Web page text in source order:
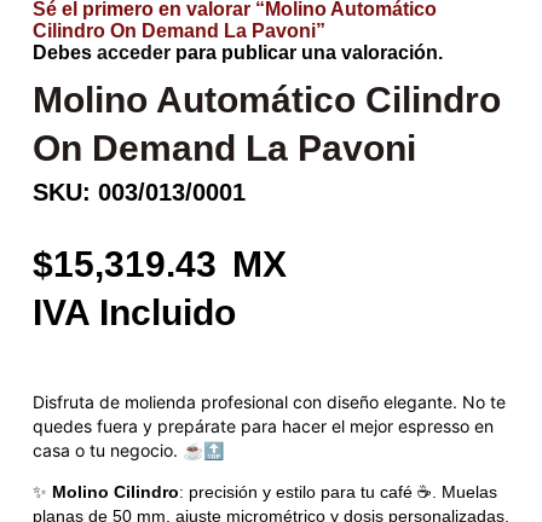
Sé el primero en valorar “Molino Automático
Cilindro On Demand La Pavoni”
Debes accederpara publicar una valoración.
Molino Automático Cilindro
On Demand La Pavoni
SKU: 003/013/0001
15,319.43
Disfruta de molienda profesional con diseño elegante. No te
quedes fuera y prepárate para hacer el mejor espresso en
casa o tu negocio. ☕️🔝
✨ Molino Cilindro: precisión y estilo para tu café ☕️. Muelas
planas de 50 mm, ajuste micrométrico y dosis personalizadas.